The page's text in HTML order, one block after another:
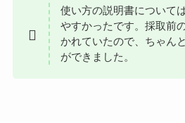
使い方の説明書について
やすかったです。採取前
かれていたので、ちゃん
ができました。